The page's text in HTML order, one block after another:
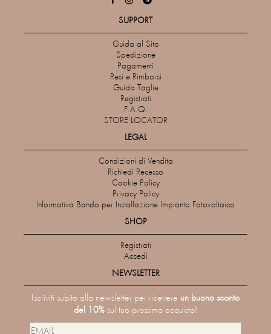
SUPPORT
Guida al Sito
Spedizione
Pagamenti
Resi e Rimborsi
Guida Taglie
Registrati
F.A.Q.
STORE LOCATOR
LEGAL
Condizioni di Vendita
Richiedi Recesso
Cookie Policy
Privacy Policy
Informativa Bando per Installazione Impianto Fotovoltaico
SHOP
Registrati
Accedi
NEWSLETTER
Iscriviti subito alla newsletter per ricevere un buono sconto
del 10% sul tuo prossimo acquisto!